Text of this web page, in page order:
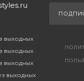
выходных
выходных
выходных
выходных